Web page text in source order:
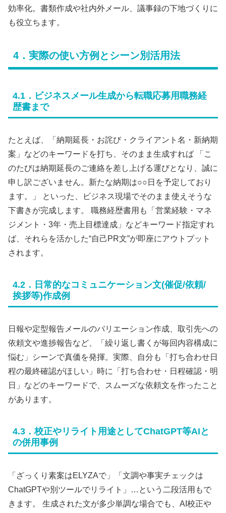
効率化。書類作成や社内外メール、議事録の下地づくりに
も役立ちます。
4．実際の使い方例とシーン別活用法
4.1．ビジネスメール生成から転職応募用職務経
歴書まで
たとえば、「納期延長・お詫び・クライアント名・新納期
案」などのキーワードを打ち、そのまま生成すれば 「こ
のたびは納期延長のご連絡を差し上げる運びとなり、誠に
申し訳ございません。新たな納期は○○日を予定しており
ます。」 といった、ビジネス現場でそのまま使えそうな
下書きが完成します。 職務経歴書用も「営業経験・マネ
ジメント・3年・売上目標達成」などキーワード指定すれ
ば、それらを活かした“自己PR文”が即座にアウトプット
されます。
4.2．日常的なコミュニケーション文(催促/依頼/
挨拶等)作成例
日報や定型報告メールのバリエーション作成、取引先への
依頼文や進捗報告など、「繰り返し書くが毎回内容構成に
悩む」シーンで真価を発揮。実際、自分も「打ち合わせ日
程の最終確認がほしい」時に「打ち合わせ・日程確認・明
日」などのキーワードで、スムーズな依頼文を作ったこと
があります。
4.3．校正やリライト用途としてChatGPT等AIと
の併用事例
「ざっくり素案はELYZAで」「文調や事実チェックは
ChatGPTや別ツールでリライト」…という二段活用もで
きます。 生成された文が多少単調な場合でも、AI校正や